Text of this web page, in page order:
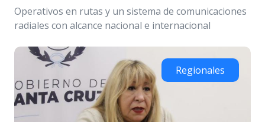
Operativos en rutas y un sistema de comunicaciones
radiales con alcance nacional e internacional
Regionales